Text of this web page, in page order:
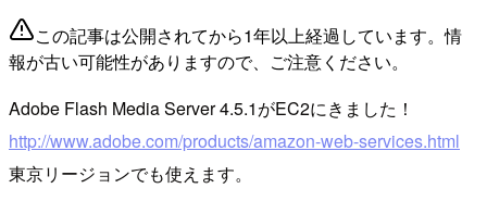
この記事は公開されてから1年以上経過しています。情
報が古い可能性がありますので、ご注意ください。
Adobe Flash Media Server 4.5.1がEC2にきました！
http://www.adobe.com/products/amazon-web-services.html
東京リージョンでも使えます。